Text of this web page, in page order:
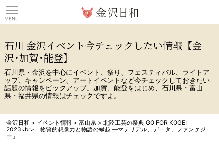
石川 金沢イベント今チェックしたい情報【金
沢･加賀･能登】
石川県・金沢を中心にイベント、祭り、フェスティバル、ライトア
ップ、キャンペーン、アートイベントなど今チェックしておきたい
話題の情報をピックアップ。加賀、能登をはじめ、石川県・富山
県・福井県の情報はチェックですよ。
金沢日和 > イベント情報 >富山県 >北陸工芸の祭典 GO FOR KOGEI
2023<br>「物質的想像力と物語の縁起 ―マテリアル、データ、ファンタジ
ー」